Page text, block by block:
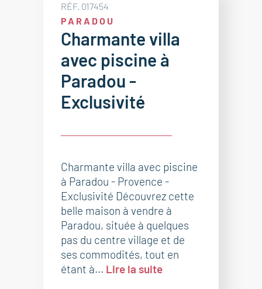
RÉF. 017454
PARADOU
Charmante villa
avec piscine à
Paradou -
Exclusivité
Charmante villa avec piscine
à Paradou - Provence -
Exclusivité Découvrez cette
belle maison à vendre à
Paradou, située à quelques
pas du centre village et de
ses commodités, tout en
étant à... Lire la suite